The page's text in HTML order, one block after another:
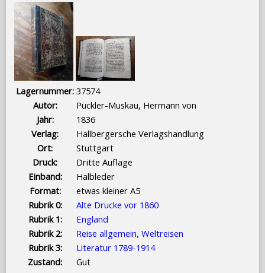
Lagernummer: 37574
Autor:
Pückler-Muskau, Hermann von
Jahr:
1836
Verlag:
Hallbergersche Verlagshandlung
Ort:
Stuttgart
Druck:
Dritte Auflage
Einband:
Halbleder
Format:
etwas kleiner A5
Rubrik 0:
Alte Drucke vor 1860
Rubrik 1:
England
Rubrik 2:
Reise allgemein, Weltreisen
Rubrik 3:
Literatur 1789-1914
Zustand:
Gut